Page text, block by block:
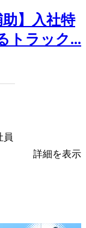
助】入社特
トラック...
員
詳細を表示